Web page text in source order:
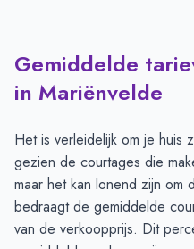
Gemiddelde
in Mariënvelde
Het is verleidelijk om je huis
gezien de courtages die
maar het kan lonend zijn
bedraagt de gemiddelde
van de verkoopprijs. Dit